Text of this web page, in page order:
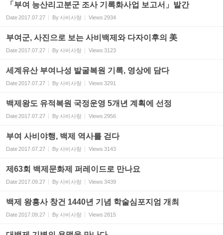
「부여 능산리고분군 조사 기록화사업 보고서」발간
Date2017.07.27 By 사비사랑 Views 2934
부여군, 사진으로 보는 사비백제와 다자이후의 美
Date2017.07.27 By 사비사랑 Views 3123
세계유산 부여나성 발굴복원 기록, 영상에 담다
Date2017.07.27 By 사비사랑 Views 3291
백제왕도 유적복원 국정운영 5개년 계획에 선정
Date2017.07.27 By 사비사랑 Views 2956
부여 사비야행, 백제 역사를 걷다
Date2017.07.27 By 사비사랑 Views 3143
제63회 백제문화제 퍼레이드로 만나요
Date2017.09.27 By 사비사랑 Views 3439
백제 왕흥사 창건 1440년 기념 학술심포지엄 개최
Date2017.09.27 By 사비사랑 Views 2815